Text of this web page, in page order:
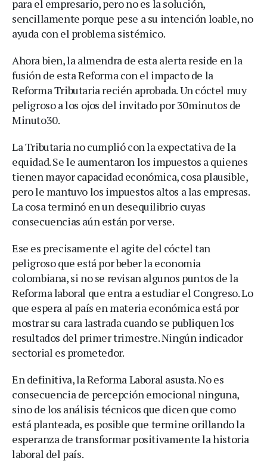
para el empresario, pero no es la solución,
sencillamente porque pese a su intención loable, no
ayuda con el problema sistémico.
Ahora bien, la almendra de esta alerta reside en la
fusión de esta Reforma con el impacto de la
Reforma Tributaria recién aprobada. Un cóctel muy
peligroso a los ojos del invitado por 30minutos de
Minuto30.
La Tributaria no cumplió con la expectativa de la
equidad. Se le aumentaron los impuestos a quienes
tienen mayor capacidad económica, cosa plausible,
pero le mantuvo los impuestos altos a las empresas.
La cosa terminó en un desequilibrio cuyas
consecuencias aún están por verse.
Ese es precisamente el agite del cóctel tan
peligroso que está por beber la economia
colombiana, si no se revisan algunos puntos de la
Reforma laboral que entra a estudiar el Congreso. Lo
que espera al país en materia económica está por
mostrar su cara lastrada cuando se publiquen los
resultados del primer trimestre. Ningún indicador
sectorial es prometedor.
En definitiva, la Reforma Laboral asusta. No es
consecuencia de percepción emocional ninguna,
sino de los análisis técnicos que dicen que como
está planteada, es posible que termine orillando la
esperanza de transformar positivamente la historia
laboral del país.